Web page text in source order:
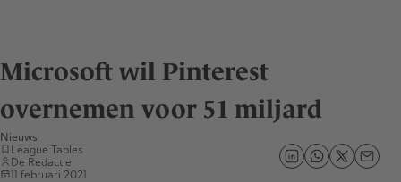
Microsoft wil Pinterest
overnemen voor 51 miljard
Nieuws
League Tables
De Redactie
11 februari 2021